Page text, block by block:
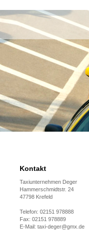
Kontakt
Taxiunternehmen Deger
Hammerschmidtstr. 24
47798 Krefeld
Telefon: 02151 978888
Fax: 02151 978889
E-Mail: taxi-deger@gmx.de